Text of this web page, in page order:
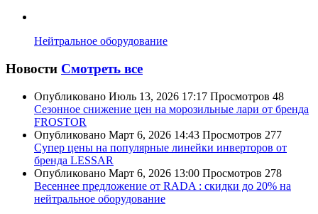
Нейтральное оборудование
Новости Смотреть все
Опубликовано Июль 13, 2026 17:17 Просмотров 48
Сезонное снижение цен на морозильные лари от бренда
FROSTOR
Опубликовано Март 6, 2026 14:43 Просмотров 277
Супер цены на популярные линейки инверторов от
бренда LESSAR
Опубликовано Март 6, 2026 13:00 Просмотров 278
Весеннее предложение от RADA : скидки до 20% на
нейтральное оборудование